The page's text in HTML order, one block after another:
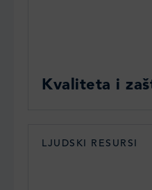
Kvaliteta i
LJUDSKI RESURSI